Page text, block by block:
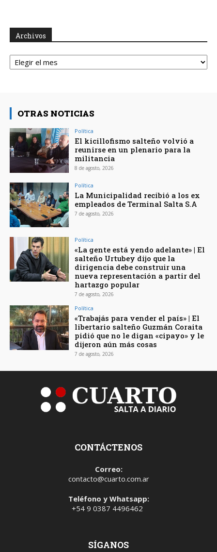
Archivos
Archivos
OTRAS NOTICIAS
Política
El kicillofismo salteño volvió a
reunirse en un plenario para la
militancia
8 de agosto, 2026
Política
La Municipalidad recibió a los ex
empleados de Terminal Salta S.A
7 de agosto, 2026
Política
«La gente está yendo adelante» | El
salteño Urtubey dijo que la
dirigencia debe construir una
nueva representación a partir del
hartazgo popular
7 de agosto, 2026
Política
«Trabajás para vender el país» | El
libertario salteño Guzmán Coraita
pidió que no le digan «cipayo» y le
dijeron aún más cosas
7 de agosto, 2026
CONTÁCTENOS
Correo:
contacto@cuarto.com.ar
Teléfono y Whatsapp:
+54 9 0387 4496462
SÍGANOS